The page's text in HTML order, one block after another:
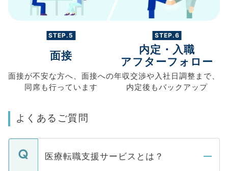
STEP.5
面接
面接が不安な方へ、 面接への
同席も行っています
STEP.6
内定・入職
アフターフォロー
年収交渉や入社日調整まで、
内定後もバックアップ
よくあるご質問
医療転職支援サービスとは？